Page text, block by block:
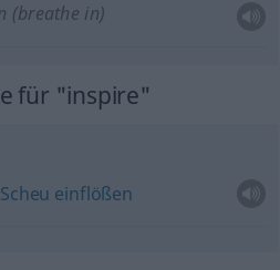
(breathe in)
für "inspire"
Scheu einflößen